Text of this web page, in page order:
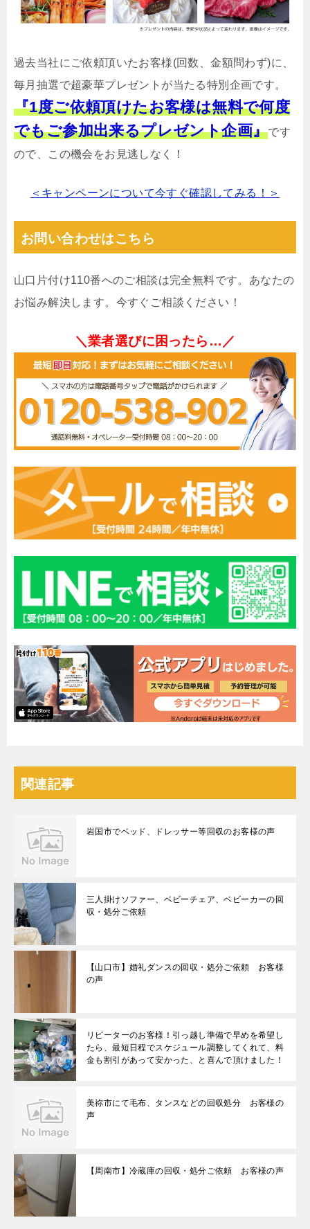
過去当社にご依頼頂いたお客様(回数、金額問わず)に、
毎月抽選で超豪華プレゼントが当たる特別企画です。
『1度ご依頼頂けたお客様は無料で何度
でもご参加出来るプレゼント企画』です
ので、この機会をお見逃しなく！
＜キャンペーンについて今すぐ確認してみる！＞
お問い合わせはこちら
山口片付け110番へのご相談は完全無料です。あなたの
お悩み解決します。今すぐご相談ください！
＼業者選びに困ったら…／
関連記事
岩国市でベッド、ドレッサー等回収のお客様の声
三人掛けソファー、ベビーチェア、ベビーカーの回
収・処分ご依頼
【山口市】婚礼ダンスの回収・処分ご依頼 お客様
の声
リピーターのお客様！引っ越し準備で早めを希望し
たら、最短日程でスケジュール調整してくれて、料
金も割引があって安かった、と喜んで頂けました！
美祢市にて毛布、タンスなどの回収処分 お客様の
声
【周南市】冷蔵庫の回収・処分ご依頼 お客様の声